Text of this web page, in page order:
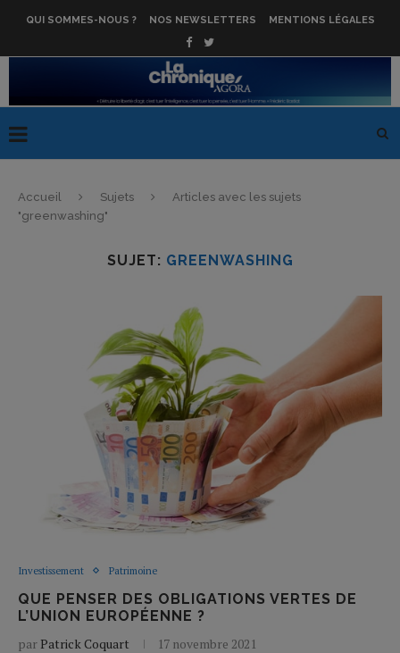
QUI SOMMES-NOUS ? NOS NEWSLETTERS MENTIONS LÉGALES
Accueil Sujets
Articles avec les sujets
"greenwashing"
SUJET: GREENWASHING
Investissement Patrimoine
QUE PENSER DES OBLIGATIONS VERTES DE
L’UNION EUROPÉENNE ?
par Patrick Coquart 17 novembre 2021